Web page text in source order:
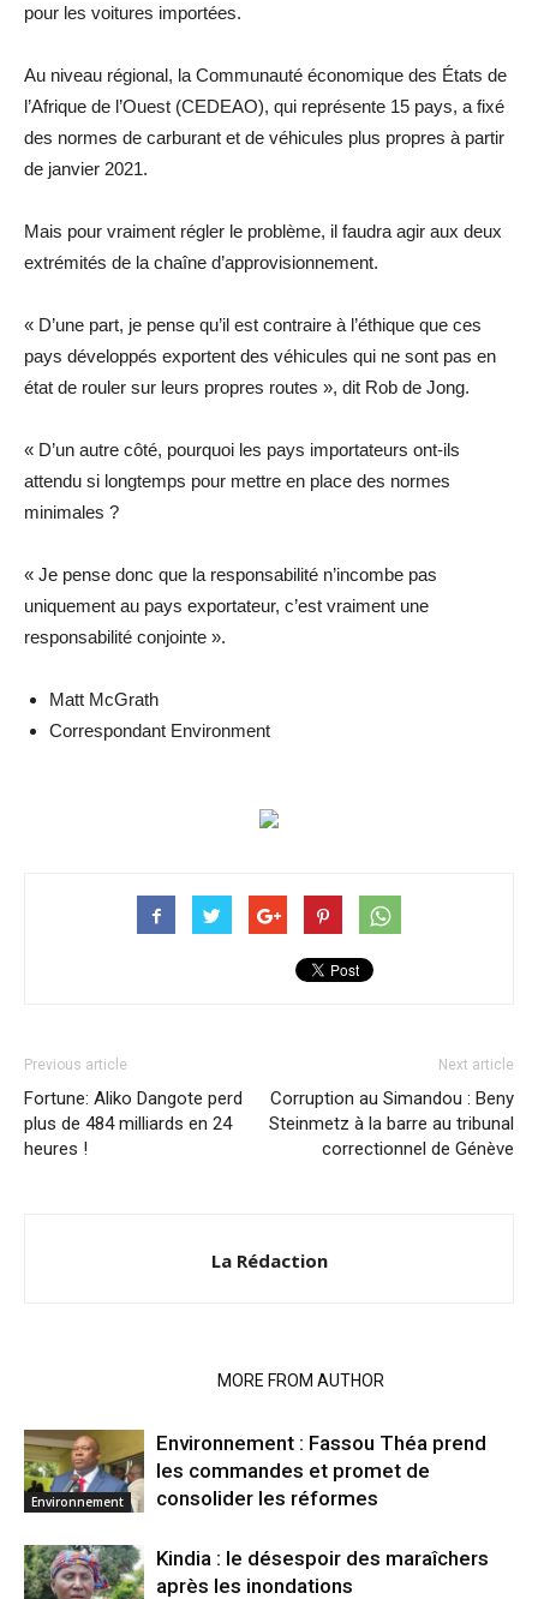
pour les voitures importées.
Au niveau régional, la Communauté économique des États de
l’Afrique de l’Ouest (CEDEAO), qui représente 15 pays, a fixé
des normes de carburant et de véhicules plus propres à partir
de janvier 2021.
Mais pour vraiment régler le problème, il faudra agir aux deux
extrémités de la chaîne d’approvisionnement.
« D’une part, je pense qu’il est contraire à l’éthique que ces
pays développés exportent des véhicules qui ne sont pas en
état de rouler sur leurs propres routes », dit Rob de Jong.
« D’un autre côté, pourquoi les pays importateurs ont-ils
attendu si longtemps pour mettre en place des normes
minimales ?
« Je pense donc que la responsabilité n’incombe pas
uniquement au pays exportateur, c’est vraiment une
responsabilité conjointe ».
Matt McGrath
Correspondant Environment
Previous article
Fortune: Aliko Dangote perd
plus de 484 milliards en 24
heures !
Next article
Corruption au Simandou : Beny
Steinmetz à la barre au tribunal
correctionnel de Génève
La Rédaction
MORE FROM AUTHOR
Environnement
Environnement : Fassou Théa prend
les commandes et promet de
consolider les réformes
Kindia : le désespoir des maraîchers
après les inondations